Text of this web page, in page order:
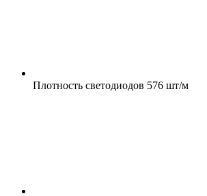
Плотность светодиодов 576 шт/м